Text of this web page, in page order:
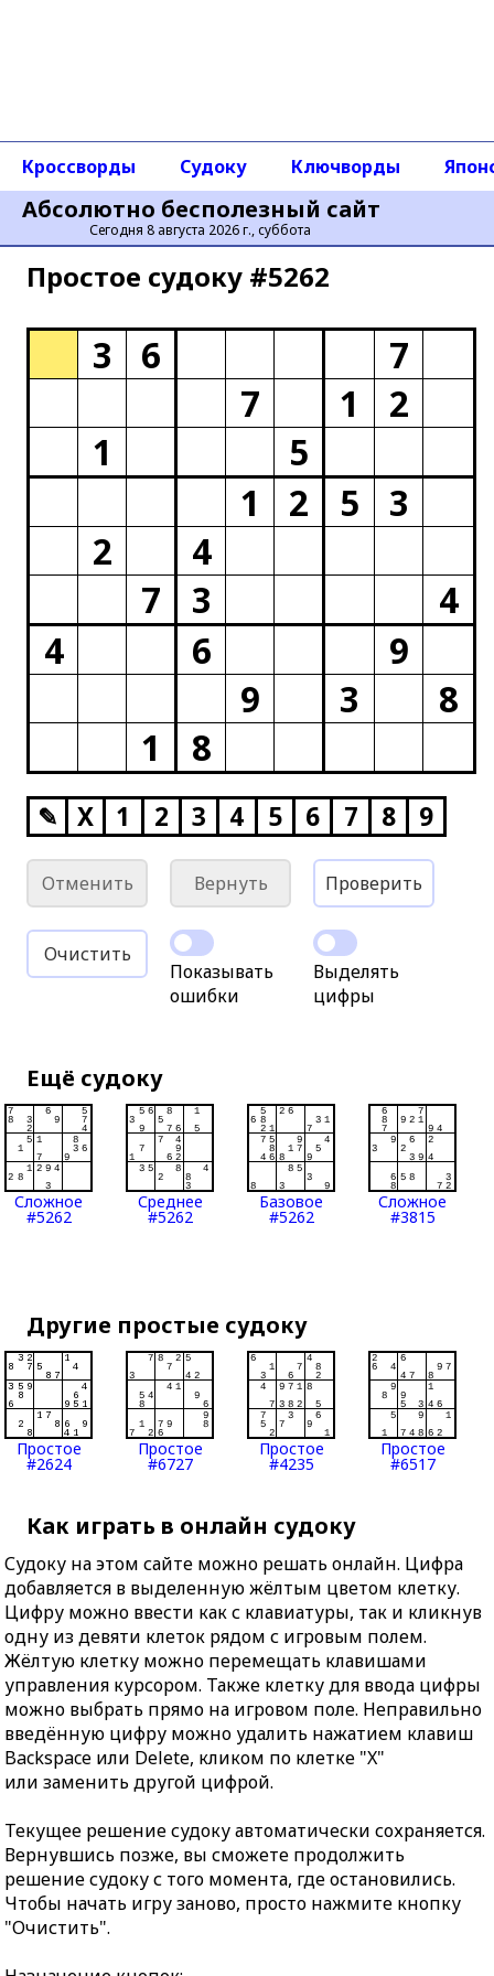
Абсолютно бесполезный сайт
Сегодня 8 августа 2026 г., суббота
Кроссворды Судоку Ключворды
Простое cудоку #5262
3 6
7
7
1
2
1
5
1
2 5
3
2
4
7
3
4
4
6
9
9
3
8
1
8
✎ X 1 2 3 4 5 6 7 8 9
Отменить Вернуть Проверить
Очистить
Показывать
ошибки
Выделять
цифры
Ещё судоку
Сложное
#5262
Среднее
#5262
Базовое
#5262
Сложное
#3815
Другие простые судоку
Простое
#2624
Простое
#6727
Простое
#4235
Простое
#6517
Как играть в онлайн судоку
Судоку на этом сайте можно решать онлайн. Цифра
добавляется в выделенную жёлтым цветом клетку.
Цифру можно ввести как с клавиатуры, так и кликнув
одну из девяти клеток рядом с игровым полем.
Жёлтую клетку можно перемещать клавишами
управления курсором. Также клетку для ввода цифры
можно выбрать прямо на игровом поле. Неправильно
введённую цифру можно удалить нажатием клавиш
Backspace или Delete, кликом по клетке "X"
или заменить другой цифрой.
Текущее решение судоку автоматически сохраняется.
Вернувшись позже, вы сможете продолжить
решение судоку с того момента, где остановились.
Чтобы начать игру заново, просто нажмите кнопку
"Очистить".